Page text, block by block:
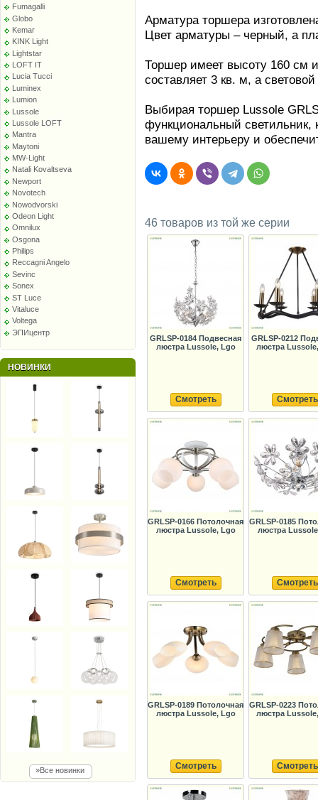
Fumagalli
Globo
Kemar
KINK Light
Lightstar
LOFT IT
Lucia Tucci
Luminex
Lumion
Lussole
Lussole LOFT
Mantra
Maytoni
MW-Light
Natali Kovaltseva
Newport
Novotech
Nowodvorski
Odeon Light
Omnilux
Osgona
Philips
Reccagni Angelo
Sevinc
Sonex
ST Luce
Vitaluce
Voltega
ЭПИцентр
НОВИНКИ
»Все новинки
Арматура торшера
Цвет арматуры – черный, а
Торшер имеет высоту 160
составляет 3 кв. м, а
Выбирая торшер Lussole
функциональный светильник,
вашему интерьеру и
46 товаров из той же серии
GRLSP-0184 Подвесная
люстра Lussole, Lgo
Смотреть
GRLSP-0212
люстра
Смотреть
GRLSP-0166 Потолочная
люстра Lussole, Lgo
Смотреть
GRLSP-0185
люстра
Смотреть
GRLSP-0189 Потолочная
люстра Lussole, Lgo
Смотреть
GRLSP-0223
люстра
Смотреть